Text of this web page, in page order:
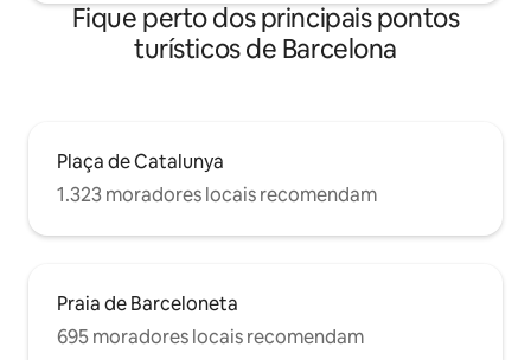
Fique perto dos principais pontos
turísticos de Barcelona
Plaça de Catalunya
1.323 moradores locais recomendam
Praia de Barceloneta
695 moradores locais recomendam